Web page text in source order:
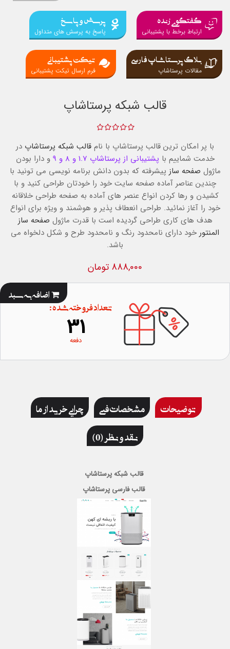
گفتگوی زنده
ارتباط برخط با پشتیبانی
پرسش و پاسخ
پاسخ به پرسش های متداول
بلاگ پرستاشاپ فارسی
مقالات پرستاشاپ
تیکت پشتیبانی
فرم ارسال تیکت پشتیبانی
قالب شبکه پرستاشاپ
با پر امکان ترین قالب پرستاشاپ با نام قالب شبکه پرستاشاپ در
خدمت شماییم با پشتیبانی از پرستاشاپ 1.7 و 8 و 9
و دارا بودن
ماژول صفحه ساز پیشرفته که بدون دانش برنامه نویسی می تونید با
چندین عناصر آماده صفحه سایت خود را خودتان طراحی کنید و با
کشیدن و رها کردن انواع عنصر های آماده به صفحه طراحی خلاقانه
خود را آغاز نمائید. طراحی انعطاف پذیر و هوشمند و ویژه برای انواع
هدف های کاری طراحی گردیده است با قدرت ماژول صفحه ساز
المنتور خود دارای نامحدود رنگ و نامحدود طرح و شکل دلخواه می
باشد.
888,000 تومان
اضافه به سبد
تعداد فروخته شده :
31
دفعه
توضیحات مشخصات فنی
چرایی خرید از ما
نقد و نظر (0)
قالب شبکه پرستاشاپ
قالب فارسی پرستاشاپ